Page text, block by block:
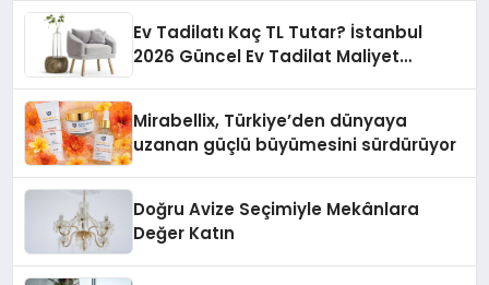
Ev Tadilatı Kaç TL Tutar? İstanbul
2026 Güncel Ev Tadilat Maliyet
Mirabellix, Türkiye’den dünyaya
uzanan güçlü büyümesini sürdürüyor
Doğru Avize Seçimiyle Mekânlara
Değer Katın